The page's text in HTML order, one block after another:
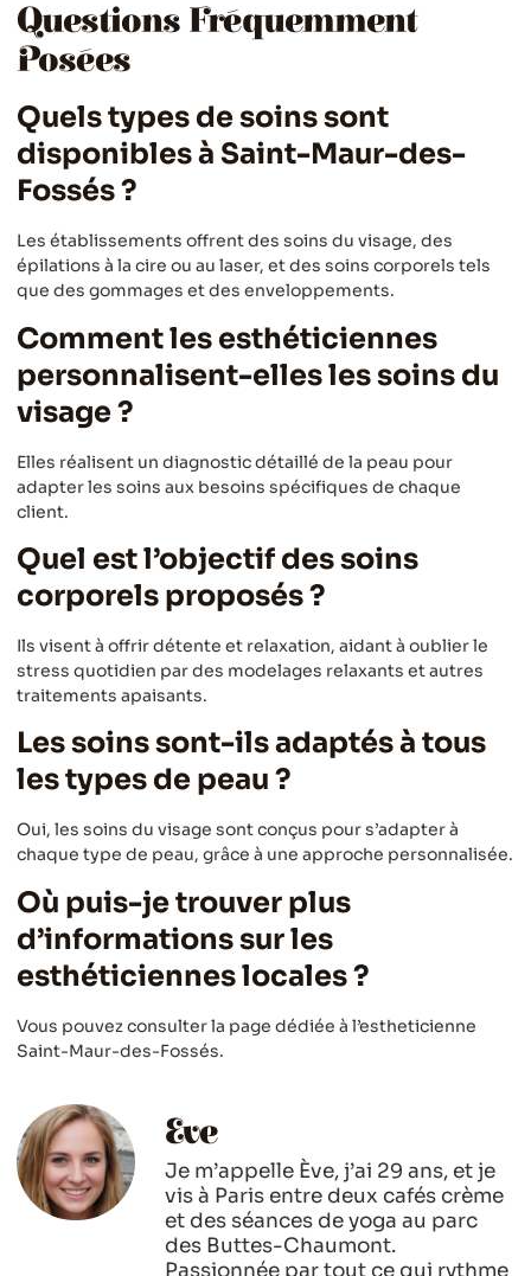
Questions Fréquemment
Posées
Quels types de soins sont
disponibles à Saint-Maur-des-
Fossés ?
Les établissements offrent des soins du visage, des
épilations à la cire ou au laser, et des soins corporels tels
que des gommages et des enveloppements.
Comment les esthéticiennes
personnalisent-elles les soins du
visage ?
Elles réalisent un diagnostic détaillé de la peau pour
adapter les soins aux besoins spécifiques de chaque
client.
Quel est l’objectif des soins
corporels proposés ?
Ils visent à offrir détente et relaxation, aidant à oublier le
stress quotidien par des modelages relaxants et autres
traitements apaisants.
Les soins sont-ils adaptés à tous
les types de peau ?
Oui, les soins du visage sont conçus pour s’adapter à
chaque type de peau, grâce à une approche personnalisée.
Où puis-je trouver plus
d’informations sur les
esthéticiennes locales ?
Vous pouvez consulter la page dédiée à l’estheticienne
Saint-Maur-des-Fossés.
Eve
Je m’appelle Ève, j’ai 29 ans, et je
vis à Paris entre deux cafés crème
et des séances de yoga au parc
des Buttes-Chaumont.
Passionnée par tout ce qui rythme